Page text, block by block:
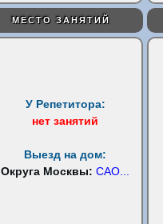
МЕСТО ЗАНЯТИЙ
У Репетитора:
нет занятий
Выезд на дом:
Округа Москвы:САО